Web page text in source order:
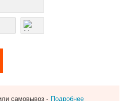
самовывоз - Подробнее